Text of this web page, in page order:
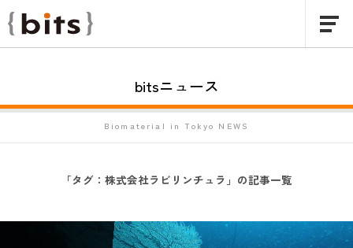
bitsニュース
Biomaterial in Tokyo NEWS
「タグ： 株式会社ラビリンチュラ 」の記事一覧